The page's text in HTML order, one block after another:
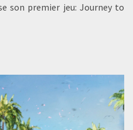
son premier jeu: Journey to